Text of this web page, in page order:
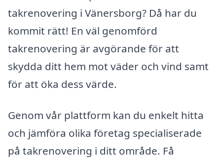
takrenovering i Vänersborg? Då har du
kommit rätt! En väl genomförd
takrenovering är avgörande för att
skydda ditt hem mot väder och vind samt
för att öka dess värde.
Genom vår plattform kan du enkelt hitta
och jämföra olika företag specialiserade
på takrenovering i ditt område. Få